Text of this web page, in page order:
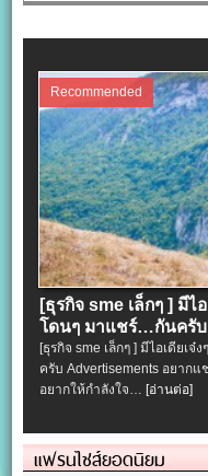
Recommended
[ธุรกิจ sme เล็กๆ ] มีไ
โดนๆ มาแชร์…กันครับ
[ธุรกิจ sme เล็กๆ ] มีไอเดียเ
ครับ Advertisements อยาก
อยากให้กำลังใจ…[อ่านต่อ]
แฟรนไชส์ยอดนิยม